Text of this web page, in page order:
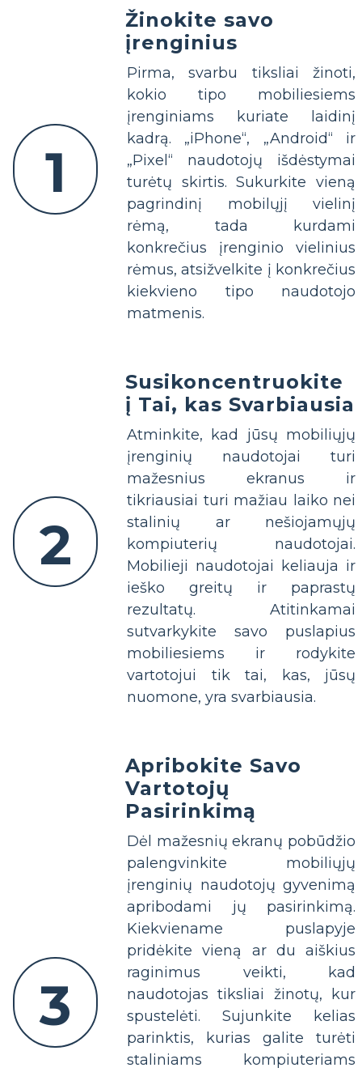
1
Žinokite savo
įrenginius
Pirma, svarbu tiksliai žinoti,
kokio tipo mobiliesiems
įrenginiams kuriate laidinį
kadrą. „iPhone“, „Android“ ir
„Pixel“ naudotojų išdėstymai
turėtų skirtis. Sukurkite vieną
pagrindinį mobilųjį vielinį
rėmą, tada kurdami
konkrečius įrenginio vielinius
rėmus, atsižvelkite į konkrečius
kiekvieno tipo naudotojo
matmenis.
2
Susikoncentruokite
į Tai, kas Svarbiausia
Atminkite, kad jūsų mobiliųjų
įrenginių naudotojai turi
mažesnius ekranus ir
tikriausiai turi mažiau laiko nei
stalinių ar nešiojamųjų
kompiuterių naudotojai.
Mobilieji naudotojai keliauja ir
ieško greitų ir paprastų
rezultatų. Atitinkamai
sutvarkykite savo puslapius
mobiliesiems ir rodykite
vartotojui tik tai, kas, jūsų
nuomone, yra svarbiausia.
3
Apribokite Savo
Vartotojų
Pasirinkimą
Dėl mažesnių ekranų pobūdžio
palengvinkite mobiliųjų
įrenginių naudotojų gyvenimą
apribodami jų pasirinkimą.
Kiekviename puslapyje
pridėkite vieną ar du aiškius
raginimus veikti, kad
naudotojas tiksliai žinotų, kur
spustelėti. Sujunkite kelias
parinktis, kurias galite turėti
staliniams kompiuteriams